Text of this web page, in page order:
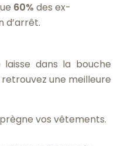
60% des ex-
d’arrêt.
dans la bouche
une meilleure
vos vêtements.